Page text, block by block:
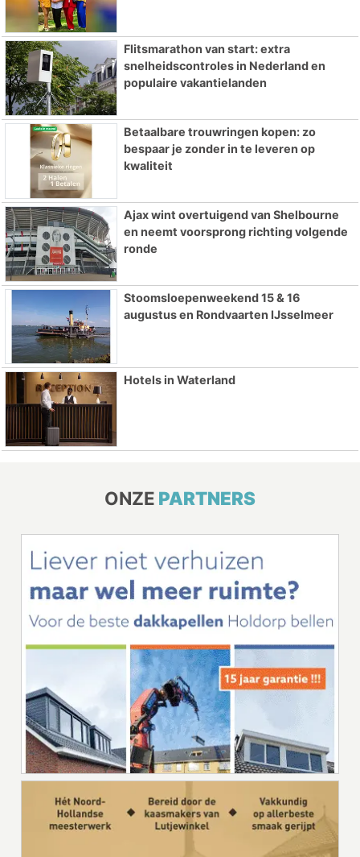
Flitsmarathon van start: extra
snelheidscontroles in Nederland en
populaire vakantielanden
Betaalbare trouwringen kopen: zo
bespaar je zonder in te leveren op
kwaliteit
Ajax wint overtuigend van Shelbourne
en neemt voorsprong richting volgende
ronde
Stoomsloepenweekend 15 & 16
augustus en Rondvaarten IJsselmeer
Hotels in Waterland
ONZE PARTNERS